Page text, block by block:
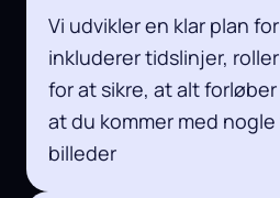
Vi udvikler en klar plan
inkluderer tidslinjer,
for at sikre, at alt
at du kommer med
billeder